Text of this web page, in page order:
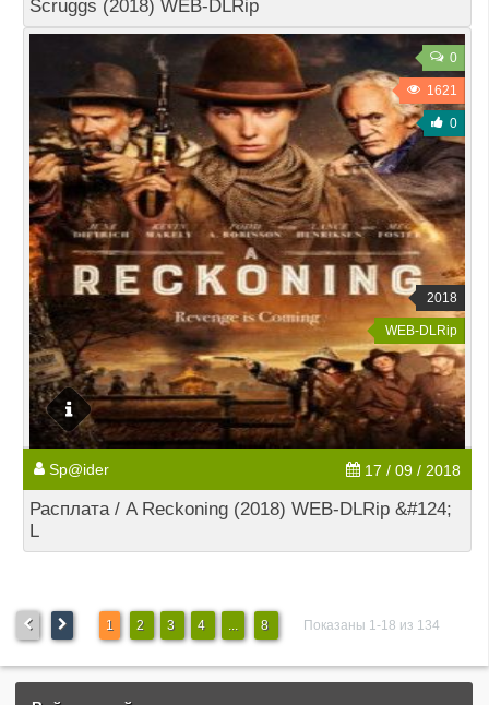
Scruggs (2018) WEB-DLRip
0
1621
0
2018
WEB-DLRip
Sp@ider 17 / 09 / 2018
Расплата / A Reckoning (2018) WEB-DLRip &#124;
L
1 2 3 4 ... 8 Показаны 1-18 из 134